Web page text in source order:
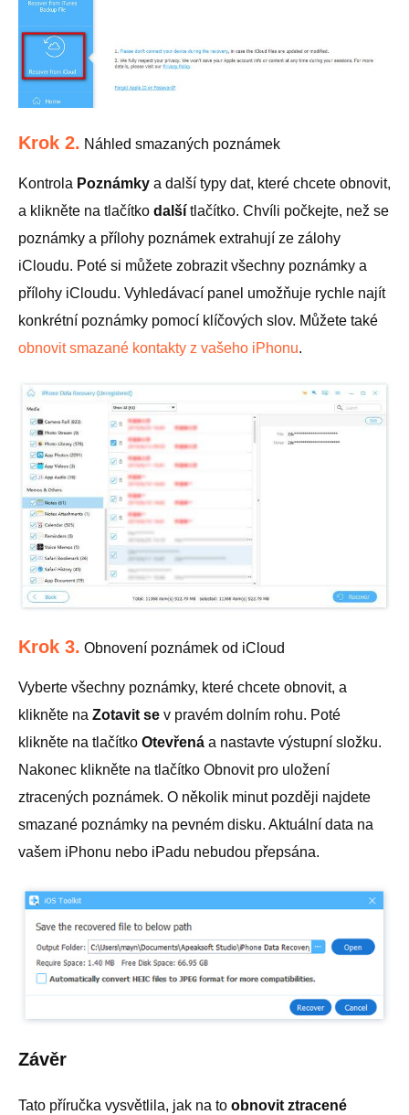
Krok 2. Náhled smazaných poznámek
Kontrola Poznámky a další typy dat, které chcete obnovit,
a klikněte na tlačítko další tlačítko. Chvíli počkejte, než se
poznámky a přílohy poznámek extrahují ze zálohy
iCloudu. Poté si můžete zobrazit všechny poznámky a
přílohy iCloudu. Vyhledávací panel umožňuje rychle najít
konkrétní poznámky pomocí klíčových slov. Můžete také
obnovit smazané kontakty z vašeho iPhonu.
Krok 3. Obnovení poznámek od iCloud
Vyberte všechny poznámky, které chcete obnovit, a
klikněte na Zotavit se v pravém dolním rohu. Poté
klikněte na tlačítko Otevřená a nastavte výstupní složku.
Nakonec klikněte na tlačítko Obnovit pro uložení
ztracených poznámek. O několik minut později najdete
smazané poznámky na pevném disku. Aktuální data na
vašem iPhonu nebo iPadu nebudou přepsána.
Závěr
Tato příručka vysvětlila, jak na to obnovit ztracené